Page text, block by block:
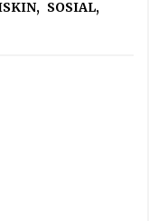
, SOSIAL,